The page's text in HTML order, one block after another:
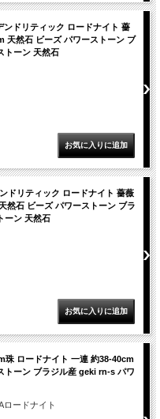
ドリティック ロードナイト 薔
天然石 ビーズ パワーストーン ブ
トーン 天然石
ドリティック ロードナイト 薔薇
然石 ビーズ パワーストーン ブラ
ーン 天然石
珠 ロードナイト 一連 約38-40cm
トーン ブラジル産 geki rn-s パワ
ロードナイト